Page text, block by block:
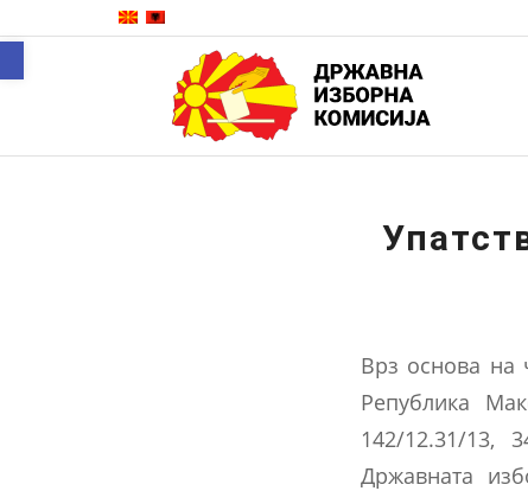
Врз основа на
Република
142/12.31/13,
Државната
Open toolbar